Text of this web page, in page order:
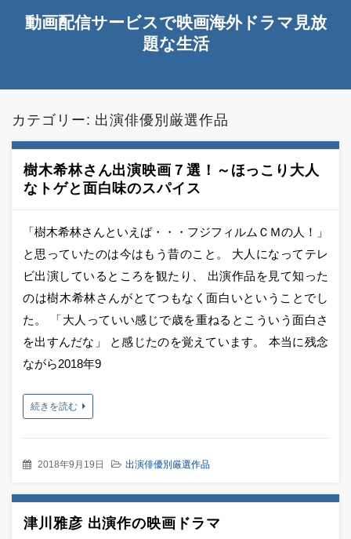
動画配信サービスで映画海外ドラマ見放
題な生活
カテゴリー: 出演俳優別厳選作品
樹木希林さん出演映画７選！～ほっこり大人
なトゲと面白味のスパイス
「樹木希林さんといえば・・・フジフィルムＣＭの人！」
と思っていたのは今はもう昔のこと。 大人になってテレ
ビ出演しているところを観たり、 出演作品を見て知った
のは樹木希林さんがとてつもなく面白いということでし
た。 「大人っていい感じで歳を重ねるとこういう面白さ
を出すんだな」 と感じたのを覚えています。 本当に残念
ながら2018年9
続きを読む
2018年9月19日 出演俳優別厳選作品
津川雅彦 出演作の映画ドラマ